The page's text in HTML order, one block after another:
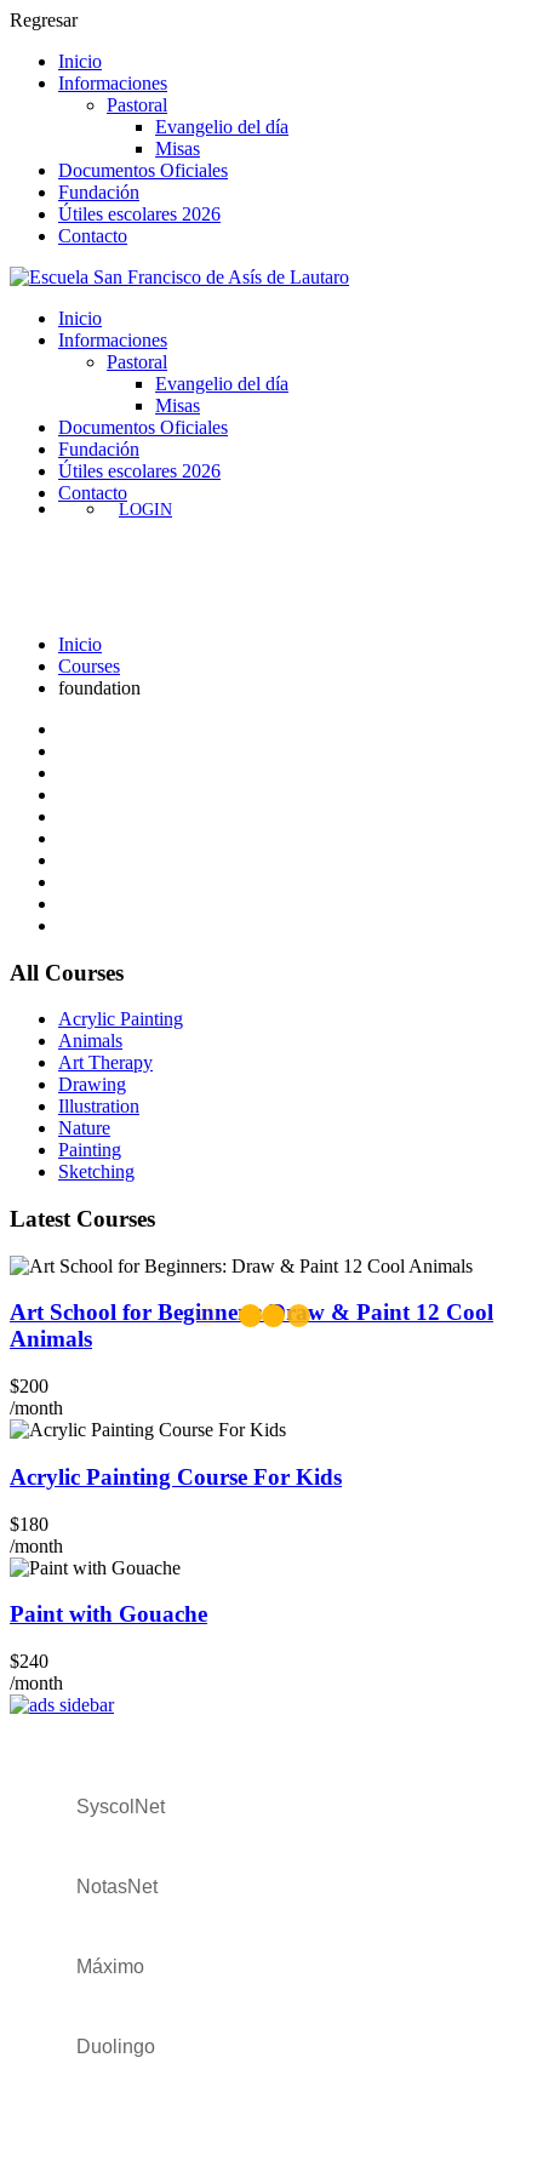
Regresar
Inicio
Informaciones
Pastoral
Evangelio del día
Misas
Documentos Oficiales
Fundación
Útiles escolares 2026
Contacto
Inicio
Informaciones
Pastoral
Evangelio del día
Misas
Documentos Oficiales
Fundación
Útiles escolares 2026
Contacto
LOGIN
Inicio
Courses
foundation
All Courses
Acrylic Painting
Animals
Art Therapy
Drawing
Illustration
Nature
Painting
Sketching
Latest Courses
Art School for Beginners: Draw & Paint 12 Cool
Animals
$200
/month
Acrylic Painting Course For Kids
$180
/month
Paint with Gouache
$240
/month
SyscolNet
NotasNet
Máximo
Duolingo